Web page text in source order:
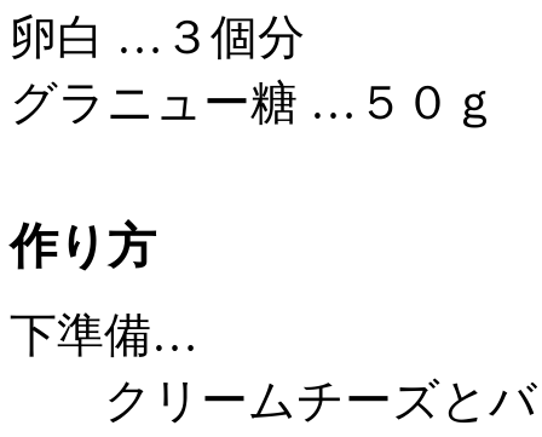
卵白 …３個分
グラニュー糖 …５０ｇ
作り方
下準備…
クリームチーズとバ